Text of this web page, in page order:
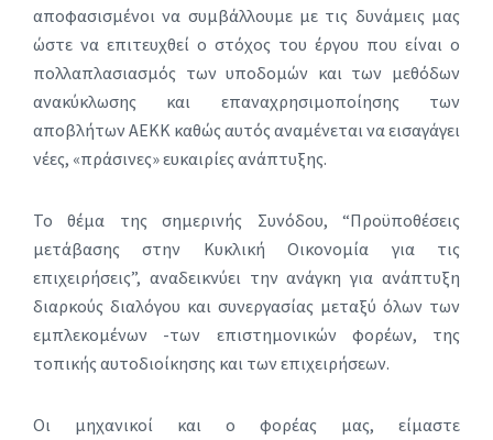
αποφασισμένοι να συμβάλλουμε με τις δυνάμεις μας
ώστε να επιτευχθεί ο στόχος του έργου που είναι ο
πολλαπλασιασμός των υποδομών και των μεθόδων
ανακύκλωσης και επαναχρησιμοποίησης των
αποβλήτων ΑΕΚΚ καθώς αυτός αναμένεταινα εισαγάγει
νέες, «πράσινες» ευκαιρίες ανάπτυξης.
Το θέμα της σημερινής Συνόδου, “Προϋποθέσεις
μετάβασης στην Κυκλική Οικονομία για τις
επιχειρήσεις”, αναδεικνύει την ανάγκη για ανάπτυξη
διαρκούς διαλόγου και συνεργασίας μεταξύ όλων των
εμπλεκομένων -των επιστημονικών φορέων, της
τοπικής αυτοδιοίκησης και των επιχειρήσεων.
Οι μηχανικοί και ο φορέας μας, είμαστε